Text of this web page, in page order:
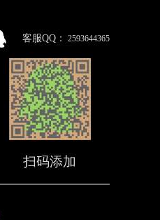
客服QQ： 2593644365
扫码添加